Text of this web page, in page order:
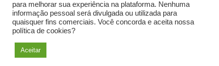
Jogo da Mobilização – Todos os direitos reservados – 2021 |
para melhorar sua experiência na plataforma. Nenhuma
informação pessoal será divulgada ou utilizada para
quaisquer fins comerciais. Você concorda e aceita nossa
política de cookies?
Aceitar